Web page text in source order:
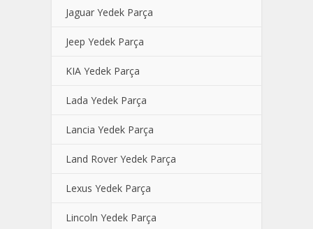
Jaguar Yedek Parça
Jeep Yedek Parça
KIA Yedek Parça
Lada Yedek Parça
Lancia Yedek Parça
Land Rover Yedek Parça
Lexus Yedek Parça
Lincoln Yedek Parça